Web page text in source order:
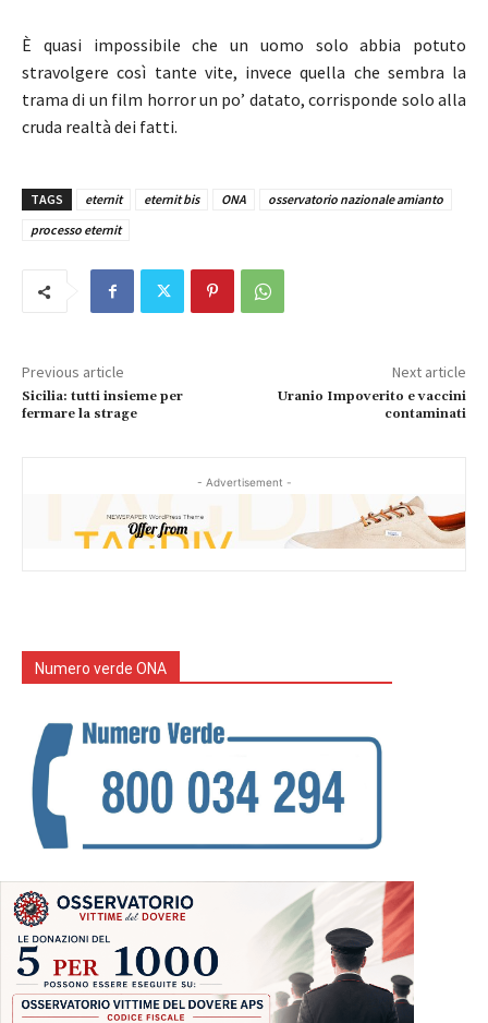
È quasi impossibile che un uomo solo abbia potuto
stravolgere così tante vite, invece quella che sembra la
trama di un film horror un po’ datato, corrisponde solo alla
cruda realtà dei fatti.
TAGS eternit eternit bis ONA
osservatorio nazionale amianto
processo eternit
Previous article
Sicilia: tutti insieme per
fermare la strage
Next article
Uranio Impoverito e vaccini
contaminati
- Advertisement -
Numero verde ONA